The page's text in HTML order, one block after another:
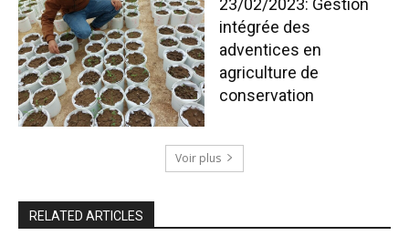
23/02/2023: Gestion
intégrée des
adventices en
agriculture de
conservation
Voir plus
RELATED ARTICLES